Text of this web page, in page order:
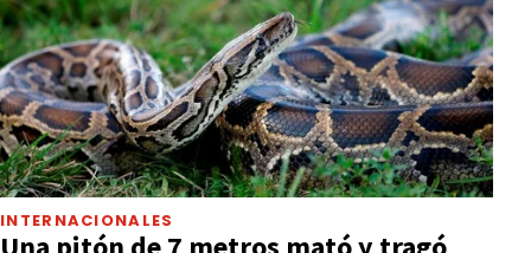
INTERNACIONALES